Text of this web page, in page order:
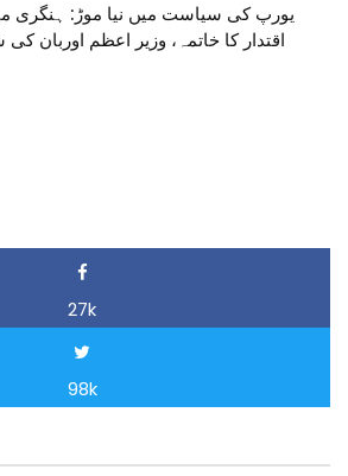
اقتدار کا خاتمہ، وزیر اعظم
27k
98k